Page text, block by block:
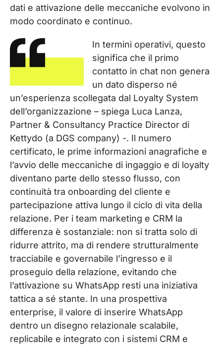
dati e attivazione delle meccaniche evolvono in
modo coordinato e continuo.
In termini operativi, questo
significa che il primo
contatto in chat non genera
un dato disperso né
un’esperienza scollegata dal Loyalty System
dell’organizzazione – spiega Luca Lanza,
Partner & Consultancy Practice Director di
Kettydo (a DGS company) -. Il numero
certificato, le prime informazioni anagrafiche e
l’avvio delle meccaniche di ingaggio e di loyalty
diventano parte dello stesso flusso, con
continuità tra onboarding del cliente e
partecipazione attiva lungo il ciclo di vita della
relazione. Per i team marketing e CRM la
differenza è sostanziale: non si tratta solo di
ridurre attrito, ma di rendere strutturalmente
tracciabile e governabile l’ingresso e il
proseguio della relazione, evitando che
l’attivazione su WhatsApp resti una iniziativa
tattica a sé stante. In una prospettiva
enterprise, il valore di inserire WhatsApp
dentro un disegno relazionale scalabile,
replicabile e integrato con i sistemi CRM e